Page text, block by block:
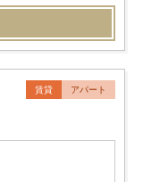
賃貸 アパート